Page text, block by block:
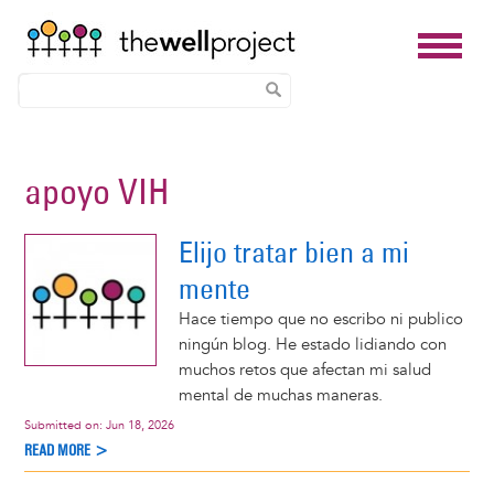
apoyo VIH
Elijo tratar bien a mi
mente
Hace tiempo que no escribo ni publico
ningún blog. He estado lidiando con
muchos retos que afectan mi salud
mental de muchas maneras.
Submitted on: Jun 18, 2026
READ MORE >